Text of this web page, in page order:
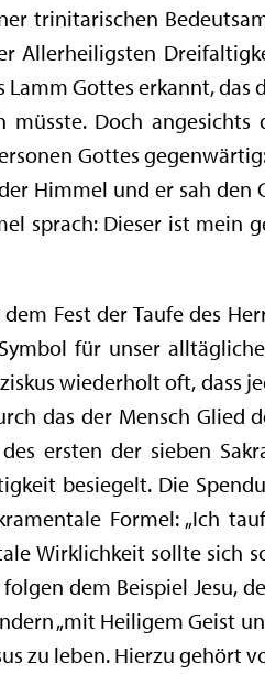
trinitarischen
Allerheiligsten
Lamm Gottes erkannt,
müsste. Doch
Gottes
Himmel und er sah
sprach: Dieser ist mein
Fest der Taufe des
für unser
wiederholt oft, dass
das der Mensch Glied
ersten der sieben
besiegelt. Die
Formel: „Ich
Wirklichkeit sollte
dem Beispiel Jesu,
„mit Heiligem Geist
zu leben. Hierzu gehört